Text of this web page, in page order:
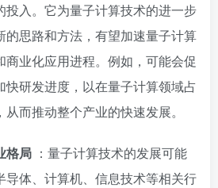
投入。它为量子计算技术的进一步
的思路和方法，有望加速量子计算
商业化应用进程。例如，可能会促
快研发进度，以在量子计算领域占
而推动整个产业的快速发展。
格局 ：量子计算技术的发展可能
导体、计算机、信息技术等相关行